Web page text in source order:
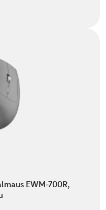
EWM-700R,